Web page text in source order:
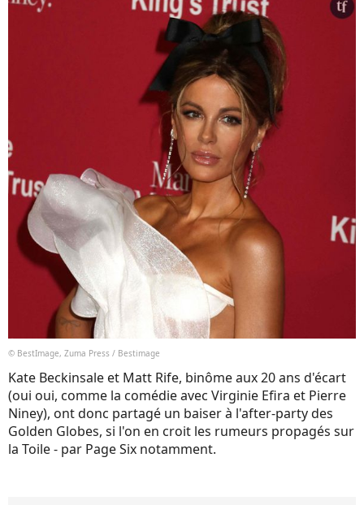
© BestImage, Zuma Press / Bestimage
Kate Beckinsale et Matt Rife, binôme aux 20 ans d'écart
(oui oui, comme la comédie avec Virginie Efira et Pierre
Niney), ont donc partagé un baiser à l'after-party des
Golden Globes, si l'on en croit les rumeurs propagés sur
la Toile - par Page Six notamment.